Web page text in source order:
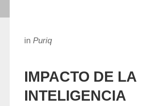
in Puriq
IMPACTO DE LA
INTELIGENCIA